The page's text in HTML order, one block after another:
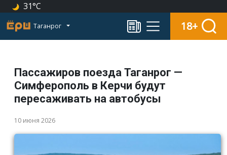
31°C
Таганрог 18+
Пассажиров поезда Таганрог —
Симферополь в Керчи будут
пересаживать на автобусы
10 июня 2026